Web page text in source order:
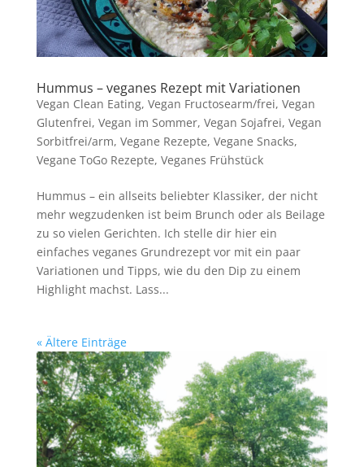
Hummus – veganes Rezept mit Variationen
Vegan Clean Eating, Vegan Fructosearm/frei, Vegan
Glutenfrei, Vegan im Sommer, Vegan Sojafrei, Vegan
Sorbitfrei/arm, Vegane Rezepte, Vegane Snacks,
Vegane ToGo Rezepte, Veganes Frühstück
Hummus – ein allseits beliebter Klassiker, der nicht
mehr wegzudenken ist beim Brunch oder als Beilage
zu so vielen Gerichten. Ich stelle dir hier ein
einfaches veganes Grundrezept vor mit ein paar
Variationen und Tipps, wie du den Dip zu einem
Highlight machst. Lass...
« Ältere Einträge